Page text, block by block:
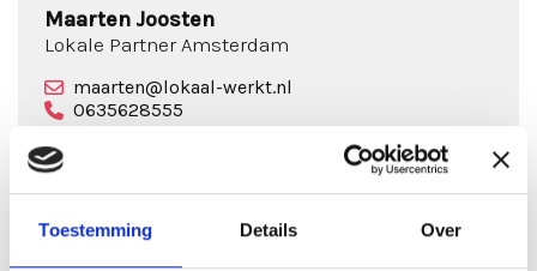
Toestemming Details Over
Maarten Joosten
Lokale Partner Amsterdam
maarten@lokaal-werkt.nl
0635628555